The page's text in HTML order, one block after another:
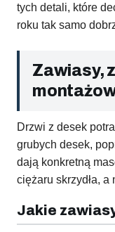
tych detali, które
roku tak samo
Zawiasy,
Drzwi z desek
grubych desek,
dają konkretną
ciężaru skrzydła,
Jakie